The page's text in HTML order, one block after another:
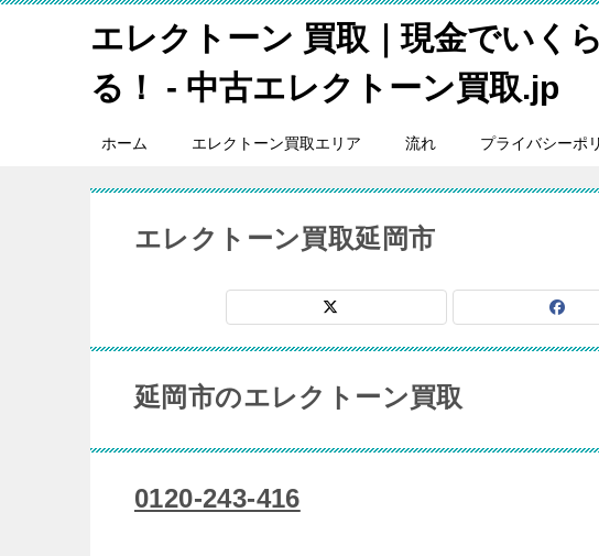
エレクトーン 買取｜現金でいく
る！ - 中古エレクトーン買取.jp
ホーム エレクトーン買取エリア 流れ プライバシーポ
エレクトーン買取延岡市
延岡市のエレクトーン買取
0120-243-416